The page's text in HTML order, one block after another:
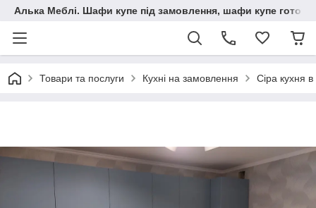
Алька Меблі. Шафи купе під замовлення, шафи купе готові,
Товари та послуги Кухні на замовлення Сіра кухня